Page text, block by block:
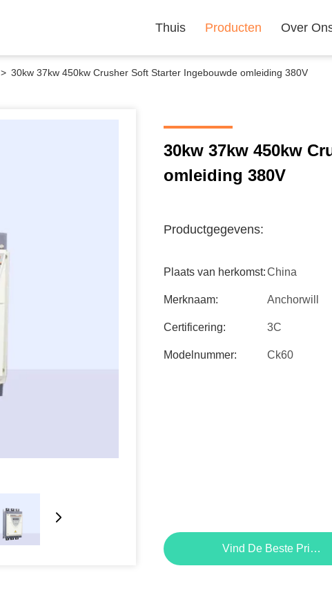
Thuis Producten Over
> 30kw 37kw 450kw Crusher Soft Starter Ingebouwde omleiding 380V
30kw 37kw 450kw
omleiding 380V
Productgegevens:
Plaats van herkomst:China
Merknaam: Anchorwill
Certificering: 3C
Modelnummer: Ck60
Vind De Beste Prijs